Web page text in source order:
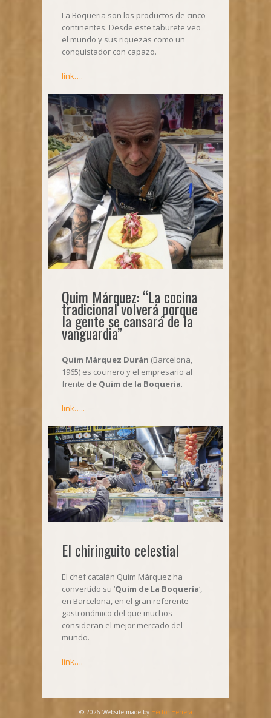
La Boqueria son los productos de cinco
continentes. Desde este taburete veo
el mundo y sus riquezas como un
conquistador con capazo.
link….
Quim Márquez: “La cocina
tradicional volverá porque
la gente se cansará de la
vanguardia”
Quim Márquez Durán (Barcelona,
1965) es cocinero y el empresario al
frente de Quim de la Boqueria.
link…..
El chiringuito celestial
El chef catalán Quim Márquez ha
convertido su ‘Quim de La Boquería‘,
en Barcelona, en el gran referente
gastronómico del que muchos
consideran el mejor mercado del
mundo.
link….
© 2026 Website made by Héctor Herrera